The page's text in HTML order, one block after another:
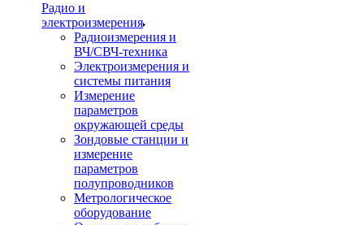
Радио и
электроизмерения
Радиоизмерения и
ВЧ/СВЧ-техника
Электроизмерения и
системы питания
Измерение
параметров
окружающей среды
Зондовые станции и
измерение
параметров
полупроводников
Метрологическое
оборудование